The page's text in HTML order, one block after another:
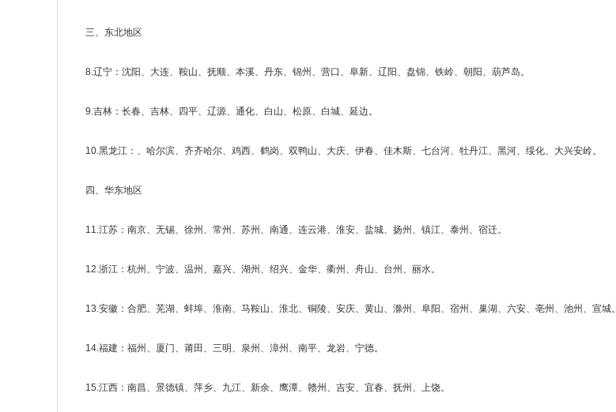
三、东北地区
8.辽宁：沈阳、大连、鞍山、抚顺、本溪、丹东、锦州、营口、阜新、辽阳、盘锦、铁岭、朝阳、葫芦岛。
9.吉林：长春、吉林、四平、辽源、通化、白山、松原、白城、延边。
10.黑龙江：、哈尔滨、齐齐哈尔、鸡西、鹤岗、双鸭山、大庆、伊春、佳木斯、七台河、牡丹江、黑河、绥化、大兴安岭。
四、华东地区
11.江苏：南京、无锡、徐州、常州、苏州、南通、连云港、淮安、盐城、扬州、镇江、泰州、宿迁。
12.浙江：杭州、宁波、温州、嘉兴、湖州、绍兴、金华、衢州、舟山、台州、丽水。
13.安徽：合肥、芜湖、蚌埠、淮南、马鞍山、淮北、铜陵、安庆、黄山、滁州、阜阳、宿州、巢湖、六安、亳州、池州、宣城。
14.福建：福州、厦门、莆田、三明、泉州、漳州、南平、龙岩、宁德。
15.江西：南昌、景德镇、萍乡、九江、新余、鹰潭、赣州、吉安、宜春、抚州、上饶。